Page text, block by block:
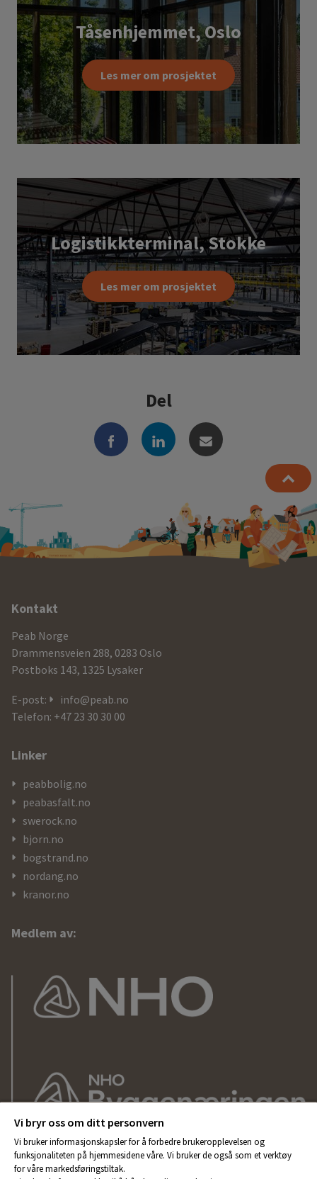
Tåsenhjemmet, Oslo
Les mer om prosjektet
Logistikkterminal, Stokke
Les mer om prosjektet
Del
Ytterligere
informasjon
og
kontaktdetaljer
Kontakt
Peab Norge
Drammensveien 288, 0283 Oslo
Postboks 143, 1325 Lysaker
E-post:
info@peab.no
Telefon: +47 23 30 30 00
Linker
peabbolig.no
peabasfalt.no
swerock.no
bjorn.no
bogstrand.no
nordang.no
kranor.no
Medlem av:
Vi bryr oss om ditt personvern
Vi bruker informasjonskapsler for å forbedre brukeropplevelsen og
funksjonaliteten på hjemmesidene våre. Vi bruker de også som et verktøy
for våre markedsføringstiltak.